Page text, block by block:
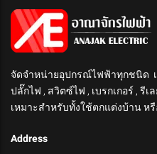
จัดจำหน่ายอุปกรณ์ไฟฟ้าทุกชนิด
ปลั๊กไฟ , สวิตซ์ไฟ , เบรกเกอร์ , รี
เหมาะสำหรับทั้งใช้ตกแต่งบ้าน ห
Address